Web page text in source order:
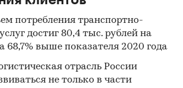
потребления транспортно-
достиг 80,4 тыс. рублей на
68,7% выше показателя 2020 года
отрасль России
не только в части